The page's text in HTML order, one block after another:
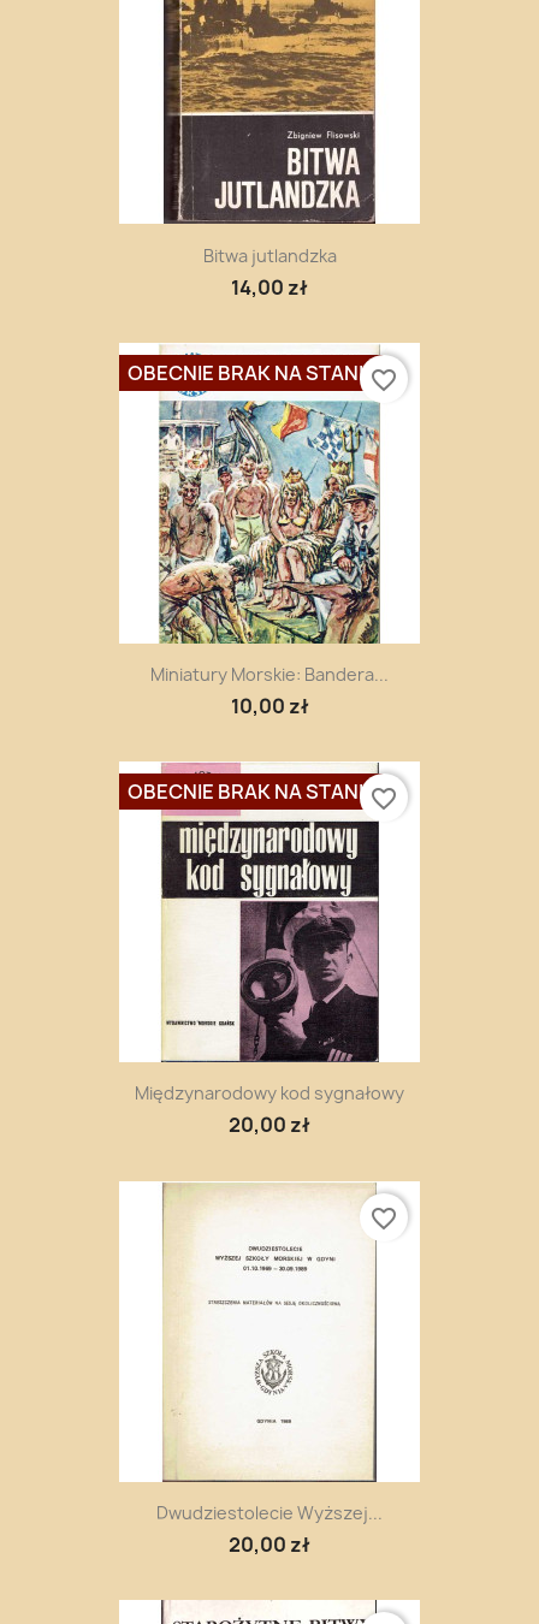
Bitwa jutlandzka
14,00 zł
Miniatury Morskie: Bandera...
10,00 zł
OBECNIE BRAK NA STANIEfavorite_border
Międzynarodowy kod sygnałowy
20,00 zł
OBECNIE BRAK NA STANIEfavorite_border
Dwudziestolecie Wyższej...
20,00 zł
favorite_border